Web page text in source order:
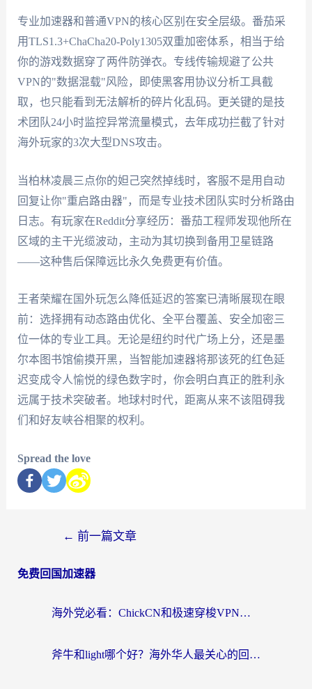
专业加速器和普通VPN的核心区别在安全层级。番茄采
用TLS1.3+ChaCha20-Poly1305双重加密体系，相当于给
你的游戏数据穿了两件防弹衣。专线传输规避了公共
VPN的"数据混载"风险，即使黑客用协议分析工具截
取，也只能看到无法解析的碎片化乱码。更关键的是技
术团队24小时监控异常流量模式，去年成功拦截了针对
海外玩家的3次大型DNS攻击。
当柏林凌晨三点你的妲己突然掉线时，客服不是用自动
回复让你"重启路由器"，而是专业技术团队实时分析路由
日志。有玩家在Reddit分享经历：番茄工程师发现他所在
区域的主干光缆波动，主动为其切换到备用卫星链路
——这种售后保障远比永久免费更有价值。
王者荣耀在国外玩怎么降低延迟的答案已清晰展现在眼
前：选择拥有动态路由优化、全平台覆盖、安全加密三
位一体的专业工具。无论是纽约时代广场上分，还是墨
尔本图书馆偷摸开黑，当智能加速器将那该死的红色延
迟变成令人愉悦的绿色数字时，你会明白真正的胜利永
远属于技术突破者。地球村时代，距离从来不该阻碍我
们和好友峡谷相聚的权利。
Spread the love
← 前一篇文章
免费回国加速器
海外党必看：ChickCN和极速穿梭VPN好用吗？3招教你选对回国加速器无缝刷国内资源
斧牛和light哪个好？海外华人最关心的回国加速器选择难题，一篇讲透